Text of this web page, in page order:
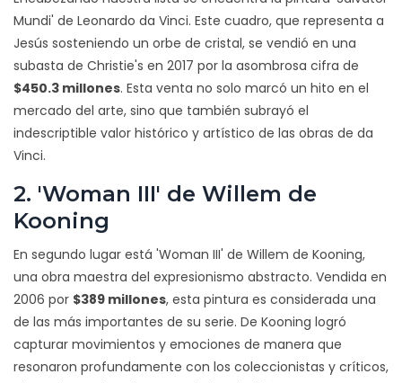
Mundi' de Leonardo da Vinci. Este cuadro, que representa a
Jesús sosteniendo un orbe de cristal, se vendió en una
subasta de Christie's en 2017 por la asombrosa cifra de
$450.3 millones. Esta venta no solo marcó un hito en el
mercado del arte, sino que también subrayó el
indescriptible valor histórico y artístico de las obras de da
Vinci.
2. 'Woman III' de Willem de
Kooning
En segundo lugar está 'Woman III' de Willem de Kooning,
una obra maestra del expresionismo abstracto. Vendida en
2006 por $389 millones, esta pintura es considerada una
de las más importantes de su serie. De Kooning logró
capturar movimientos y emociones de manera que
resonaron profundamente con los coleccionistas y críticos,